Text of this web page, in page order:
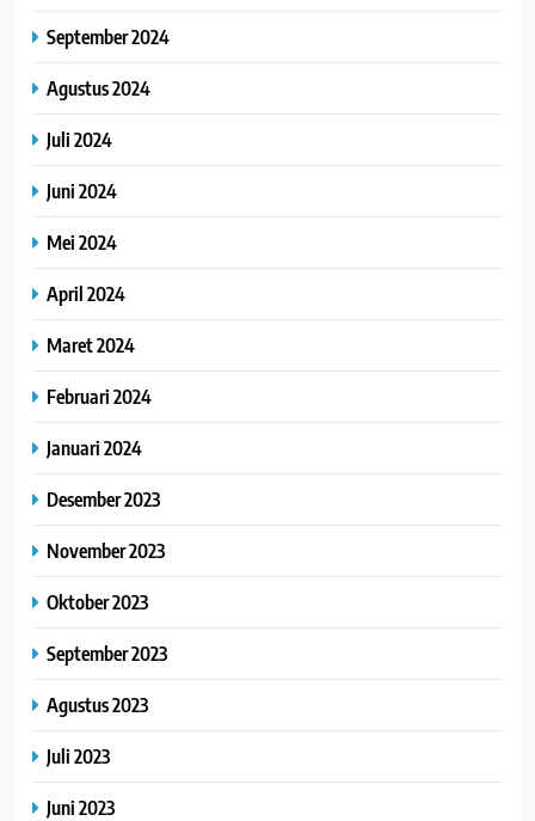
September 2024
Agustus 2024
Juli 2024
Juni 2024
Mei 2024
April 2024
Maret 2024
Februari 2024
Januari 2024
Desember 2023
November 2023
Oktober 2023
September 2023
Agustus 2023
Juli 2023
Juni 2023